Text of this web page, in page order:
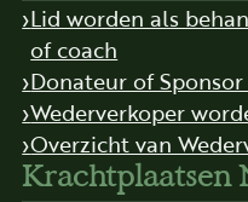
Lid worden als
of coach
Donateur of
Wederverkoper
Overzicht van
Krachtplaatsen